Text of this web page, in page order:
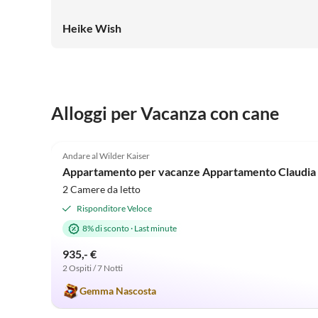
Heike Wish
Alloggi per Vacanza con cane
Andare al Wilder Kaiser
Appartamento per vacanze Appartamento Claudia
2 Camere da letto
Risponditore Veloce
8% di sconto· Last minute
935,- €
2 Ospiti / 7 Notti
Gemma Nascosta